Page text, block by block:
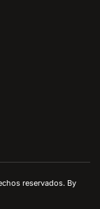
reservados. By